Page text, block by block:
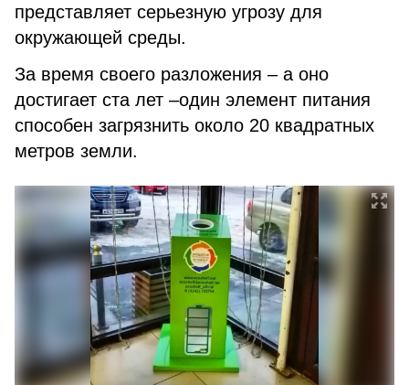
представляет серьезную угрозу для
окружающей среды.
За время своего разложения – а оно
достигает ста лет –один элемент питания
способен загрязнить около 20 квадратных
метров земли.